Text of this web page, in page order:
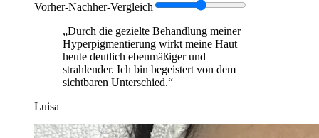
Vorher-Nachher-Vergleich
„Durch die gezielte Behandlung meiner
Hyperpigmentierung wirkt meine Haut
heute deutlich ebenmäßiger und
strahlender. Ich bin begeistert von dem
sichtbaren Unterschied.“
Luisa